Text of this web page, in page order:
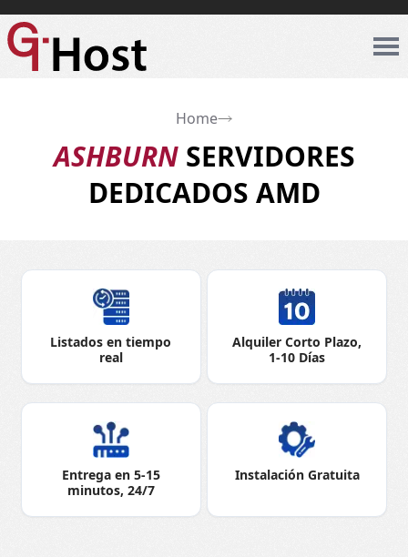
Home
ASHBURNSERVIDORES
DEDICADOS AMD
Listados en tiempo
real
Alquiler Corto Plazo,
1-10 Días
Entrega en 5-15
minutos, 24/7
Instalación Gratuita